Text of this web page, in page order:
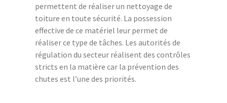
permettent de réaliser un nettoyage de
toiture en toute sécurité. La possession
effective de ce matériel leur permet de
réaliser ce type de tâches. Les autorités de
régulation du secteur réalisent des contrôles
stricts en la matière car la prévention des
chutes est l’une des priorités.